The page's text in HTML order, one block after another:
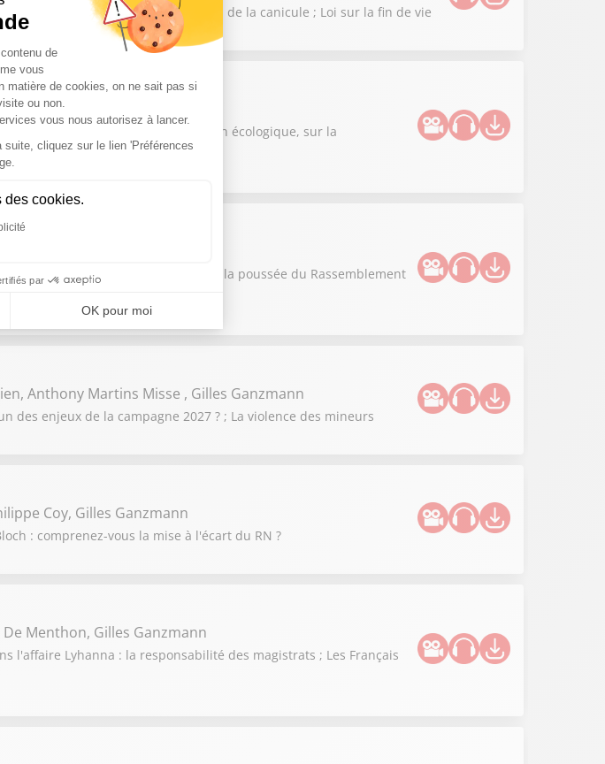
le gouvernement pour la gestion de la canicule ; Loi sur la fin de vie
Kaaout , Gilles Ganzmann
Barbut, ministre de la Transition écologique, sur la
Claude Beaujour
les sondages. Comprenez-vous la poussée du Rassemblement
Anthony Martins Misse , Gilles Ganzmann
des enjeux de la campagne 2027 ? ; La violence des mineurs
Coy, Gilles Ganzmann
: comprenez-vous la mise à l'écart du RN ?
Menthon, Gilles Ganzmann
l'affaire Lyhanna : la responsabilité des magistrats ; Les Français